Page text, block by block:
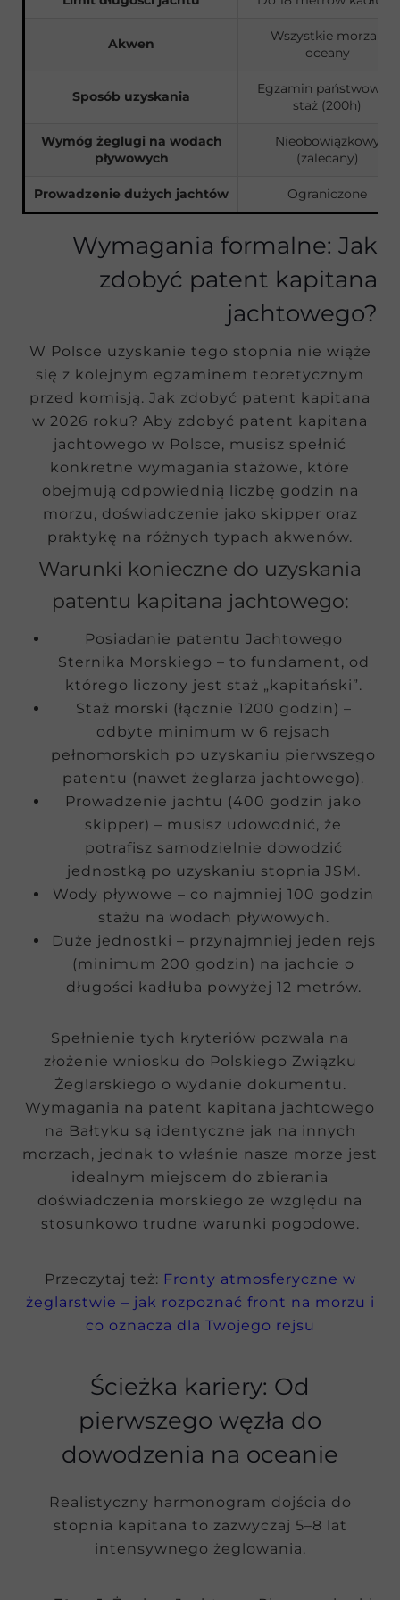
Akwen
Wszystkie morza i
oceany
Sposób uzyskania
Egzamin państwowy +
staż (200h)
Wymóg żeglugi na wodach
pływowych
Nieobowiązkowy
(zalecany)
Prowadzenie dużych jachtów Ograniczone
Wymagania formalne: Jak
zdobyć patent kapitana
jachtowego?
W Polsce uzyskanie tego stopnia nie wiąże
się z kolejnym egzaminem teoretycznym
przed komisją. Jak zdobyć patent kapitana
w 2026 roku? Aby zdobyć patent kapitana
jachtowego w Polsce, musisz spełnić
konkretne wymagania stażowe, które
obejmują odpowiednią liczbę godzin na
morzu, doświadczenie jako skipper oraz
praktykę na różnych typach akwenów.
Warunki konieczne do uzyskania
patentu kapitana jachtowego:
Posiadanie patentu Jachtowego
Sternika Morskiego – to fundament, od
którego liczony jest staż „kapitański”.
Staż morski (łącznie 1200 godzin) –
odbyte minimum w 6 rejsach
pełnomorskich po uzyskaniu pierwszego
patentu (nawet żeglarza jachtowego).
Prowadzenie jachtu (400 godzin jako
skipper) – musisz udowodnić, że
potrafisz samodzielnie dowodzić
jednostką po uzyskaniu stopnia JSM.
Wody pływowe – co najmniej 100 godzin
stażu na wodach pływowych.
Duże jednostki – przynajmniej jeden rejs
(minimum 200 godzin) na jachcie o
długości kadłuba powyżej 12 metrów.
Spełnienie tych kryteriów pozwala na
złożenie wniosku do Polskiego Związku
Żeglarskiego o wydanie dokumentu.
Wymagania na patent kapitana jachtowego
na Bałtyku są identyczne jak na innych
morzach, jednak to właśnie nasze morze jest
idealnym miejscem do zbierania
doświadczenia morskiego ze względu na
stosunkowo trudne warunki pogodowe.
Przeczytaj też: Fronty atmosferyczne w
żeglarstwie – jak rozpoznać front na morzu i
co oznacza dla Twojego rejsu
Ścieżka kariery: Od
pierwszego węzła do
dowodzenia na oceanie
Realistyczny harmonogram dojścia do
stopnia kapitana to zazwyczaj 5–8 lat
intensywnego żeglowania.